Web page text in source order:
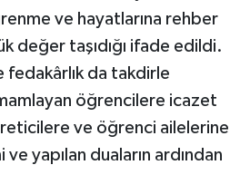
ve hayatlarına rehber
değer taşıdığı ifade edildi.
da takdirle
öğrencilere icazet
ve öğrenci ailelerine
yapılan duaların ardından